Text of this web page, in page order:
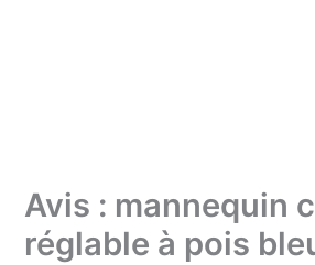
Avis : mannequin
réglable à pois